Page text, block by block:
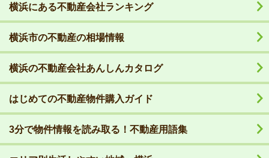
横浜にある不動産会社ランキング
横浜市の不動産の相場情報
横浜の不動産会社あんしんカタログ
はじめての不動産物件購入ガイド
3分で物件情報を読み取る！不動産用語集